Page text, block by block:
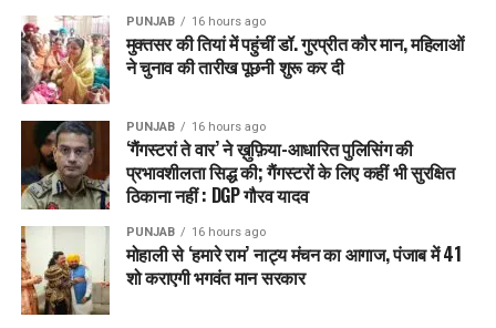
2025 पारित किया गया जिससे संविदा कर्मचारियों की नौकरी सुरक्षित हो
गई है। वहीं किसी कर्मचारी की नौकरी सुरक्षित करने के लिए कैलेंडर वर्ष में
240 दिन काम की शर्त को हटा दिया गया है।
इसके तहत सेवा की सुरक्षा का लाभउन संविदात्मक कर्मचारियों को स्वीकार्य
है जिसने नियत तिथि अर्थात 15 अगस्त, 2024 को पूर्णकालिक आधार पर
सरकारी संस्था में कम से कम 5 वर्ष की सेवा पूरी कर ली हो। उपरोक्त
प्रावधान अनुसार नियुक्ति के वर्षों की संख्या की गणना के प्रयोजन के लिए,
एक संविदात्मक कर्मचारी जिसने कैलेंडर वर्ष में कम से कम 240 दिनों के
लिए पारिश्रमिक प्राप्त किया है उसे पूरे वर्ष कार्य किया गया समझा जाएगा।
PUNJAB 16 hours ago
मुक्तसर की तियां में पहुंचीं डॉ. गुरप्रीत कौर मान, महिलाओं
ने चुनाव की तारीख पूछनी शुरू कर दी
PUNJAB 16 hours ago
‘गैंगस्टरां ते वार’ ने ख़ुफ़िया-आधारित पुलिसिंग की
प्रभावशीलता सिद्ध की; गैंगस्टरों के लिए कहीं भी सुरक्षित
ठिकाना नहीं : DGP गौरव यादव
PUNJAB 16 hours ago
मोहाली से ‘हमारे राम’ नाट्य मंचन का आगाज, पंजाब में 41
शो कराएगी भगवंत मान सरकार